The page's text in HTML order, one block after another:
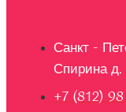
Санкт -
Спирина
+7 (812)